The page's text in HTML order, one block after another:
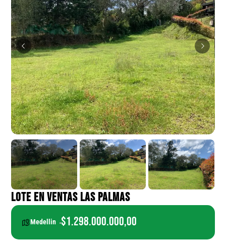
LOTE EN VENTAS LAS PALMAS
Medellin $1.298.000.000,00